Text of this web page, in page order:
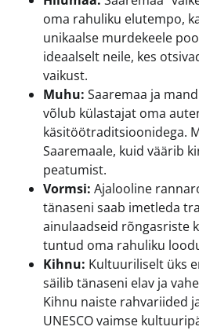
oma rahuliku elutempo,
unikaalse murdekeele
ideaalselt neile, kes
vaikust.
Muhu: Saaremaa ja
võlub külastajat oma
käsitöötraditsioonidega.
Saaremaale, kuid väärib
peatumist.
Vormsi: Ajalooline
tänaseni saab imetleda
ainulaadseid rõngasriste
tuntud oma rahuliku
Kihnu: Kultuuriliselt üks
säilib tänaseni elav ja
Kihnu naiste rahvariided
UNESCO vaimse